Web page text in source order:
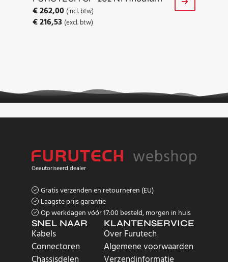
€262,00 (incl. btw)
€216,53 (excl. btw)
Geautoriseerd dealer
Gratis verzenden en retourneren (EU)
Laagste prijs garantie
Op werkdagen vóór 17:00 besteld, morgen in huis
SNEL NAAR
Kabels
Connectoren
KLANTENSERVICE
Over Furutech
Algemene voorwaarden